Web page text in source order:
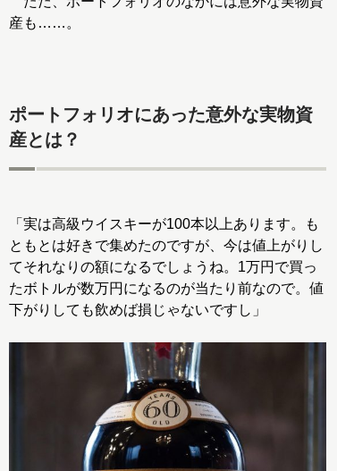
産も……。
ポートフォリオにあった意外な実物資
産とは？
「実は高級ウイスキーが100本以上あります。も
ともとは好きで集めたのですが、今は値上がりし
てそれなりの額になるでしょうね。1万円で買っ
たボトルが数万円になるのが当たり前なので。値
下がりしても飲めば損じゃないですし」